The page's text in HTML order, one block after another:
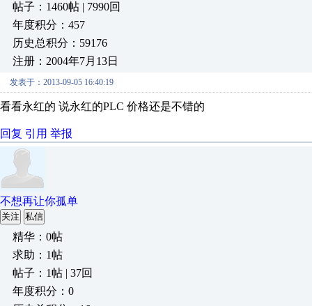
帖子：1460帖 | 7990回
年度积分：457
历史总积分：59176
注册：2004年7月13日
发表于：2013-09-05 16:40:19
看看永红的 说永红的PLC 价格还是不错的
回复 引用 举报
不想再让你孤单
关注 私信
精华：0帖
求助：1帖
帖子：1帖 | 37回
年度积分：0